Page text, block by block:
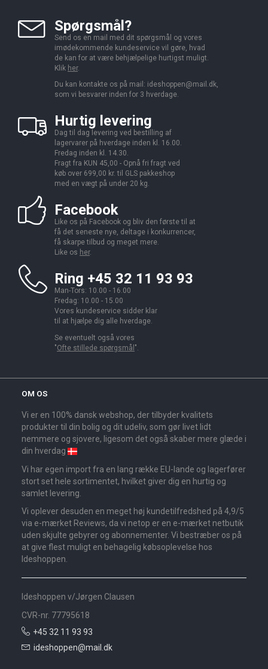
Spørgsmål?
Send os en mail med dit spørgsmål og vores
imødekommende kundeservice vil gøre, hvad
de kan for at være behjælpelige hurtigst muligt.
Klik her.
Du kan kontakte os på mail: ideshoppen@mail.dk,
som vi besvarer inden for 3 hverdage.
Hurtig levering
Dag til dag levering ved bestilling af
lagervarer på hverdage inden kl. 16.00.
Fredag inden kl. 14.30.
Fragt fra KUN 45,00 - Opnå fri fragt ved
køb over 699,00 kr. til GLS pakkeshop
med en vægt på under 20 kg.
Facebook
Like os på Facebook og bliv den første til at
få det seneste nye, deltage i konkurrencer,
få skarpe tilbud og meget mere.
Like os her.
Ring +45 32 11 93 93
Man-Tors: 10.00 - 16.00
Fredag: 10.00 - 15.00
Vores kundeservice sidder klar
til at hjælpe dig alle hverdage.
Se eventuelt også vores
"Ofte stillede spørgsmål ".
OM OS
Vi er en 100% dansk webshop, der tilbyder kvalitets
produkter til din bolig og dit udeliv, som gør livet lidt
nemmere og sjovere, ligesom det også skaber mere glæde i
din hverdag
Vi har egen import fra en lang række EU-lande og lagerfører
stort set hele sortimentet, hvilket giver dig en hurtig og
samlet levering.
Vi oplever desuden en meget høj kundetilfredshed på 4,9/5
via e-mærket Reviews, da vi netop er en e-mærket netbutik
uden skjulte gebyrer og abonnementer. Vi bestræber os på
at give flest muligt en behagelig købsoplevelse hos
Ideshoppen.
Ideshoppen v/Jørgen Clausen
CVR-nr. 77795618
+45 32 11 93 93
ideshoppen@mail.dk